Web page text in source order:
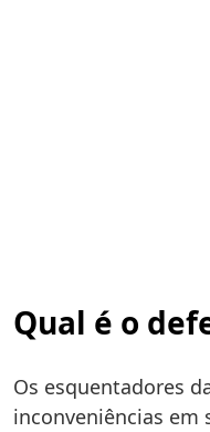
Qual é o
Os esquentadores
inconveniências em